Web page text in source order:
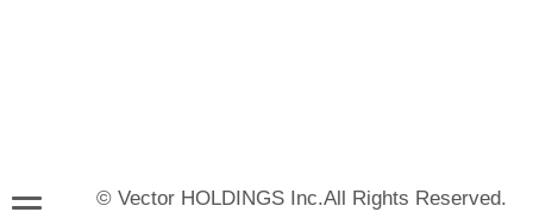
© Vector HOLDINGS Inc.All Rights Reserved.